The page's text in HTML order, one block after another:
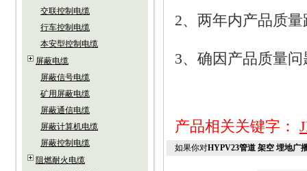
交联控制电缆
行车控制电缆
本安型控制电缆
屏蔽电缆
屏蔽信号电缆
矿用屏蔽电缆
屏蔽通信电缆
屏蔽计算机电缆
屏蔽控制电缆
阻燃耐火电缆
2、两年内产品质
3、确因产品质量
产品相关关键字：
如果你对HYPV23管道 架空 埋地广